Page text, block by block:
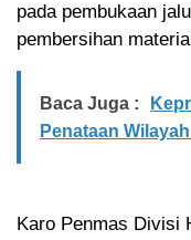
pada pembukaan
pembersihan
Baca Juga :
Penataan
Karo Penmas Divisi